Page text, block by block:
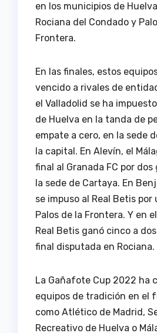
en los municipios de
Rociana del Condado y
Frontera.
En las finales, estos
vencido a rivales de
el Valladolid se ha
de Huelva en la tanda de
empate a cero, en la sede
la capital. En Alevín, el
final al Granada FC por dos
la sede de Cartaya. En
se impuso al Real Betis por
Palos de la Frontera. Y en
Real Betis ganó cinco a
final disputada en Rociana.
La Gañafote Cup 2022 ha
equipos de tradición en el
como Atlético de Madrid,
Recreativo de Huelva o